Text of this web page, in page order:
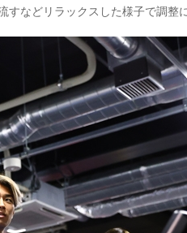
などリラックスした様子で調整